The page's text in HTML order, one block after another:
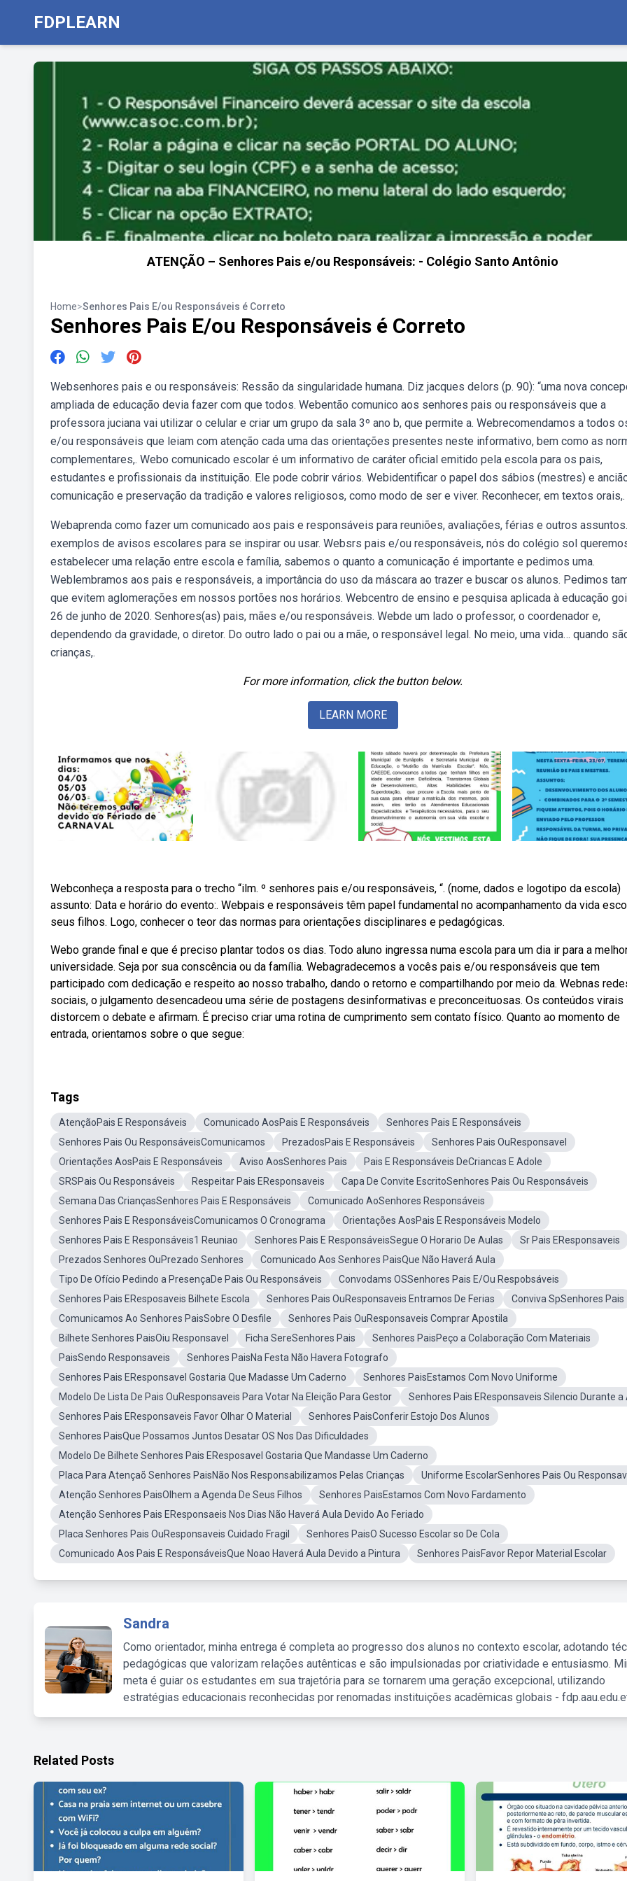
FDPLEARN
ATENÇÃO – Senhores Pais e/ou Responsáveis: - Colégio Santo Antônio
Home>Senhores Pais E/ou Responsáveis é Correto
Senhores Pais E/ou Responsáveis é Correto
Websenhores pais e ou responsáveis: Ressão da singularidade humana. Diz jacques delors (p. 90): “uma nova
ampliada de educação devia fazer com que todos. Webentão comunico aos senhores pais ou responsáveis que a
professora juciana vai utilizar o celular e criar um grupo da sala 3º ano b, que permite a. Webrecomendamos a todos
e/ou responsáveis que leiam com atenção cada uma das orientações presentes neste informativo, bem como as
complementares,. Webo comunicado escolar é um informativo de caráter oficial emitido pela escola para os pais,
estudantes e profissionais da instituição. Ele pode cobrir vários. Webidentificar o papel dos sábios (mestres) e
comunicação e preservação da tradição e valores religiosos, como modo de ser e viver. Reconhecer, em textos orais,.
Webaprenda como fazer um comunicado aos pais e responsáveis para reuniões, avaliações, férias e outros
exemplos de avisos escolares para se inspirar ou usar. Websrs pais e/ou responsáveis, nós do colégio sol
estabelecer uma relação entre escola e família, sabemos o quanto a comunicação é importante e pedimos uma.
Weblembramos aos pais e responsáveis, a importância do uso da máscara ao trazer e buscar os alunos. Pedimos
que evitem aglomerações em nossos portões nos horários. Webcentro de ensino e pesquisa aplicada à educação
26 de junho de 2020. Senhores(as) pais, mães e/ou responsáveis. Webde um lado o professor, o coordenador e,
dependendo da gravidade, o diretor. Do outro lado o pai ou a mãe, o responsável legal. No meio, uma vida… quando
crianças,.
For more information, click the button below.
LEARN MORE
Webconheça a resposta para o trecho “ilm. º senhores pais e/ou responsáveis, “. (nome, dados e logotipo da escola)
assunto: Data e horário do evento:. Webpais e responsáveis têm papel fundamental no acompanhamento da vida
seus filhos. Logo, conhecer o teor das normas para orientações disciplinares e pedagógicas.
Webo grande final e que é preciso plantar todos os dias. Todo aluno ingressa numa escola para um dia ir para a
universidade. Seja por sua conscência ou da família. Webagradecemos a vocês pais e/ou responsáveis que tem
participado com dedicação e respeito ao nosso trabalho, dando o retorno e compartilhando por meio da. Webnas
sociais, o julgamento desencadeou uma série de postagens desinformativas e preconceituosas. Os conteúdos virais
distorcem o debate e afirmam. É preciso criar uma rotina de cumprimento sem contato físico. Quanto ao momento de
entrada, orientamos sobre o que segue:
Tags
AtençãoPais E Responsáveis Comunicado AosPais E Responsáveis
Senhores Pais E Responsáveis
Senhores Pais Ou ResponsáveisComunicamos
PrezadosPais E Responsáveis
Senhores Pais OuResponsavel
Orientações AosPais E Responsáveis
Aviso AosSenhores Pais
Pais E Responsáveis DeCriancas E Adole
SRSPais Ou Responsáveis
Respeitar Pais EResponsaveis
Capa De Convite EscritoSenhores Pais Ou Responsáveis
Semana Das CriançasSenhores Pais E Responsáveis
Comunicado AoSenhores Responsáveis
Senhores Pais E ResponsáveisComunicamos O Cronograma
Orientações AosPais E Responsáveis Modelo
Senhores Pais E Responsáveis1 Reuniao
Senhores Pais E ResponsáveisSegue O Horario De Aulas
Sr Pais EResponsaveis
Prezados Senhores OuPrezado Senhores
Comunicado Aos Senhores PaisQue Não Haverá Aula
Tipo De Ofício Pedindo a PresençaDe Pais Ou Responsáveis
Convodams OSSenhores Pais E/Ou Respobsáveis
Senhores Pais EResposaveis Bilhete Escola
Senhores Pais OuResponsaveis Entramos De Ferias
Conviva SpSenhores Pais
Comunicamos Ao Senhores PaisSobre O Desfile
Senhores Pais OuResponsaveis Comprar Apostila
Bilhete Senhores PaisOiu Responsavel
Ficha SereSenhores Pais
Senhores PaisPeço a Colaboração Com Materiais
PaisSendo Responsaveis
Senhores PaisNa Festa Não Havera Fotografo
Senhores Pais EResponsavel Gostaria Que Madasse Um Caderno
Senhores PaisEstamos Com Novo Uniforme
Modelo De Lista De Pais OuResponsaveis Para Votar Na Eleição Para Gestor
Senhores Pais EResponsaveis Silencio Durante a
Senhores Pais EResponsaveis Favor Olhar O Material
Senhores PaisConferir Estojo Dos Alunos
Senhores PaisQue Possamos Juntos Desatar OS Nos Das Dificuldades
Modelo De Bilhete Senhores Pais EResposavel Gostaria Que Mandasse Um Caderno
Placa Para Atençaõ Senhores PaisNão Nos Responsabilizamos Pelas Crianças
Uniforme EscolarSenhores Pais Ou
Atenção Senhores PaisOlhem a Agenda De Seus Filhos
Senhores PaisEstamos Com Novo Fardamento
Atenção Senhores Pais EResponsaeis Nos Dias Não Haverá Aula Devido Ao Feriado
Placa Senhores Pais OuResponsaveis Cuidado Fragil
Senhores PaisO Sucesso Escolar so De Cola
Comunicado Aos Pais E ResponsáveisQue Noao Haverá Aula Devido a Pintura
Senhores PaisFavor Repor Material Escolar
Sandra
Como orientador, minha entrega é completa ao progresso dos alunos no contexto escolar, adotando
pedagógicas que valorizam relações autênticas e são impulsionadas por criatividade e entusiasmo.
meta é guiar os estudantes em sua trajetória para se tornarem uma geração excepcional, utilizando
estratégias educacionais reconhecidas por renomadas instituições acadêmicas globais -
Related Posts